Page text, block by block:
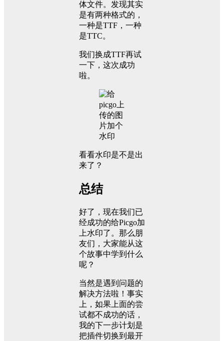
体文件。发现其实
是有两种格式的，
一种是TTF，一种
是TTC。
我们换成TTF再试
一下，这次成功
啦。
看看水印是不是出
来了？
总结
好了，现在我们已
经成功的给Picgo加
上水印了。那么朋
友们，大家能从这
个故事中学到什么
呢？
当然是遇到问题的
解决方法啦！事实
上，如果上面的尝
试都不成功的话，
我的下一步计划是
把插件切换到最开